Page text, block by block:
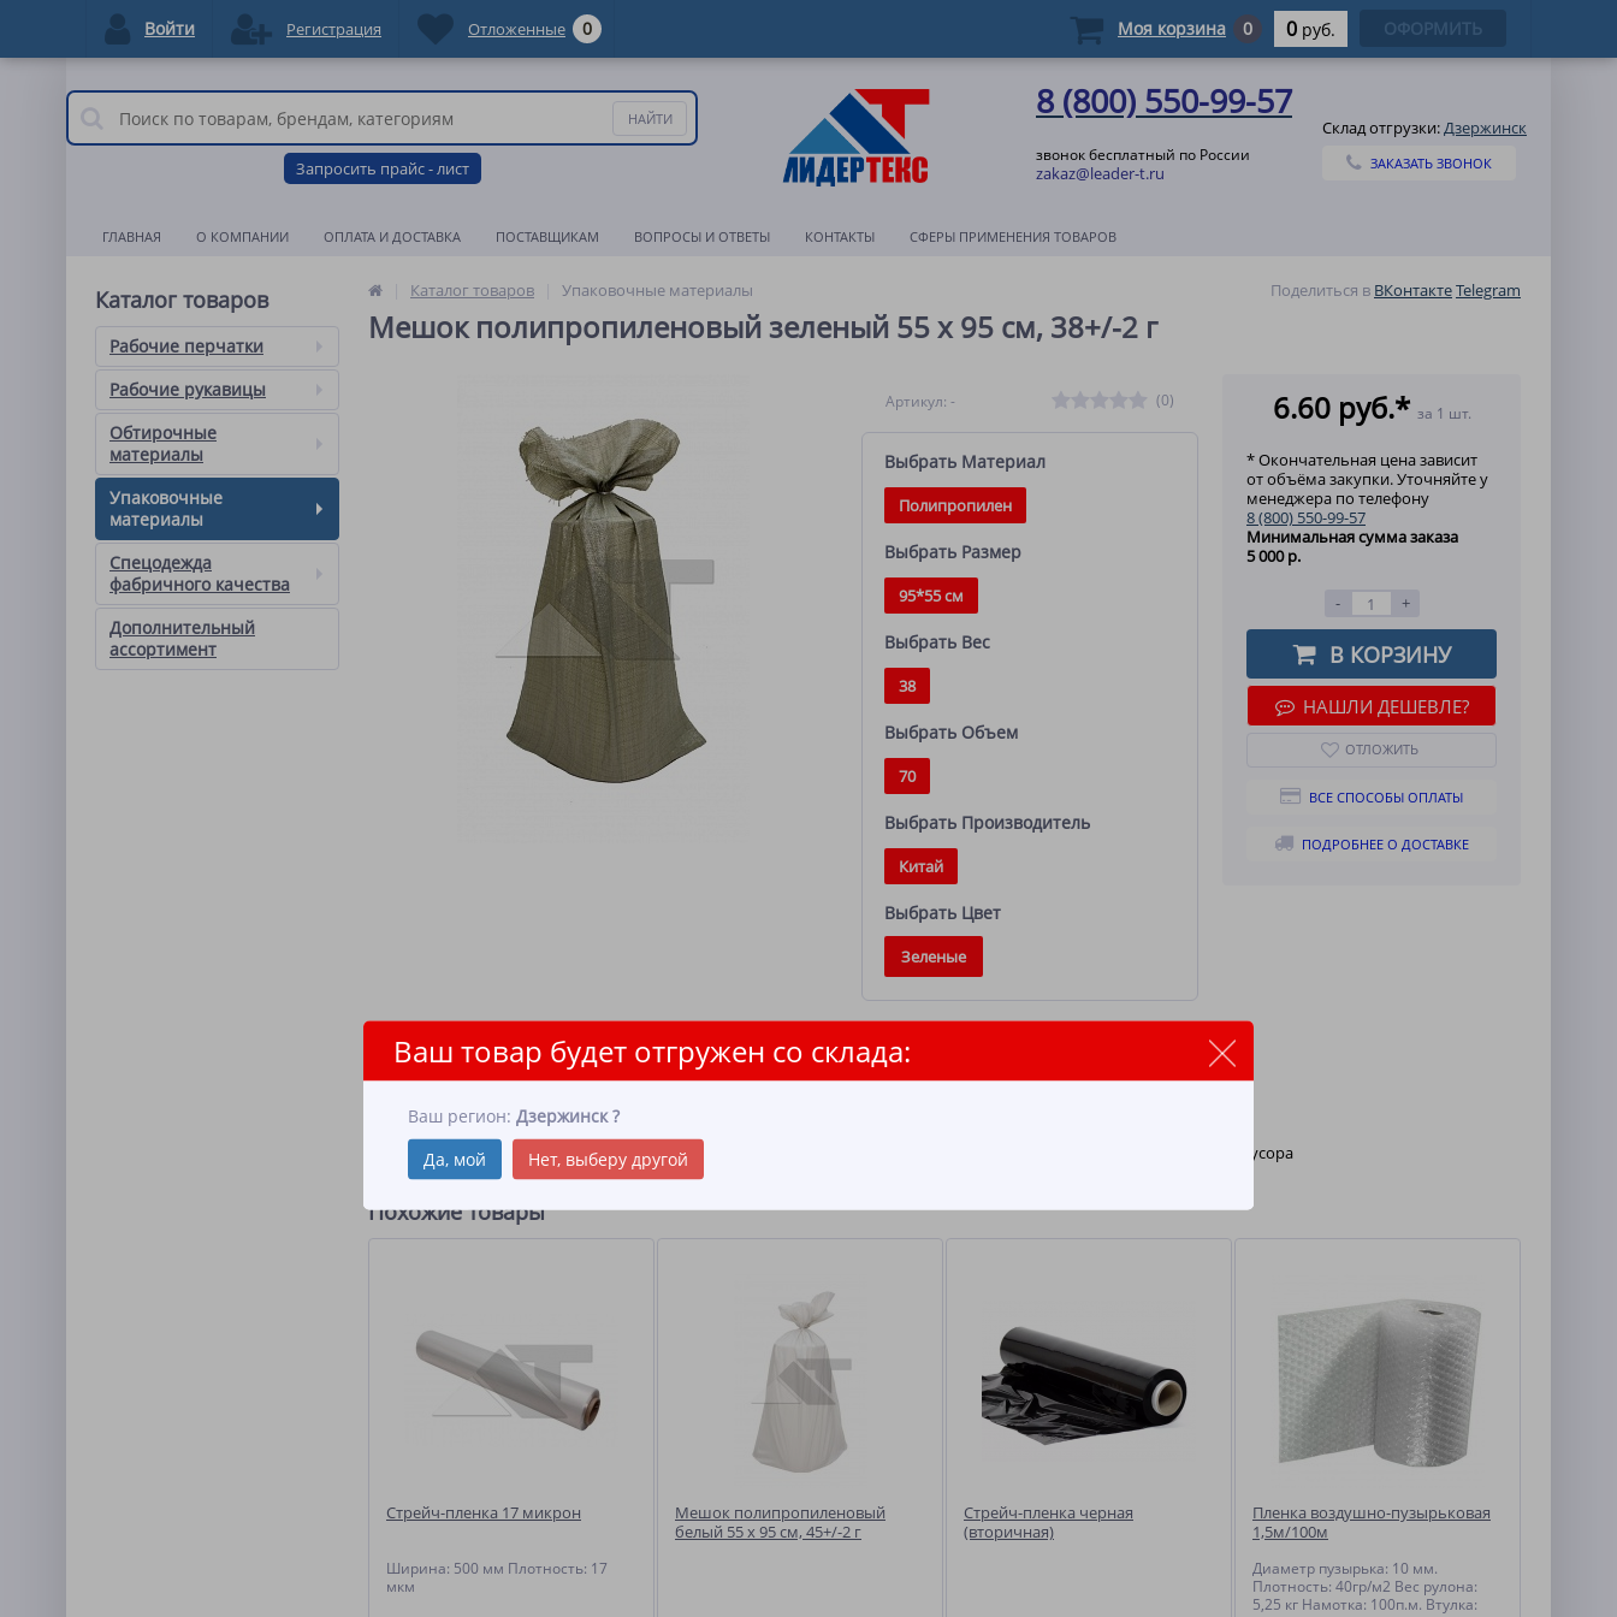
Запросить прайс - лист
8 (800) 550-99-57
звонок бесплатный по России
zakaz@leader-t.ru
Склад отгрузки:Дзержинск
Ваш товар будет отгружен со склада:
Ваш регион: Дзержинск ?
Да, мой
Нет, выберу другой
ЗАКАЗАТЬ ЗВОНОК
ГЛАВНАЯ О КОМПАНИИ ОПЛАТА И ДОСТАВКА ПОСТАВЩИКАМ ВОПРОСЫ И ОТВЕТЫ КОНТАКТЫ СФЕРЫ ПРИМЕНЕНИЯ ТОВАРОВ
Каталог товаров
Рабочие перчатки
Рабочие рукавицы
Обтирочные
материалы
Упаковочные
материалы
Спецодежда
фабричного качества
Дополнительный
ассортимент
Каталог товаров Упаковочные материалы Поделиться в ВКонтактеTelegram
Мешок полипропиленовый зеленый 55 x 95 см, 38+/-2 г
Артикул: - (0)
Выбрать Материал
Полипропилен
Выбрать Размер
95*55 см
Выбрать Вес
38
Выбрать Объем
70
Выбрать Производитель
Китай
Выбрать Цвет
Зеленые
6.60 руб.* за 1 шт.
* Окончательная цена зависит
от объёма закупки. Уточняйте у
менеджера по телефону
8 (800) 550-99-57
Минимальная сумма заказа
5 000 р.
- +
В КОРЗИНУ
НАШЛИ ДЕШЕВЛЕ?
ОТЛОЖИТЬ
ВСЕ СПОСОБЫ ОПЛАТЫ
ПОДРОБНЕЕ О ДОСТАВКЕ
ОПИСАНИЕ ОТЗЫВЫ(0)
Размеры 95*55 см, вес 38+/-2 г Материал: вторичный полипропилен Назначение: Упаковка строительно и прочего мусора
Похожие товары
Стрейч-пленка 17 микрон
Ширина: 500 мм Плотность: 17
мкм
Мешок полипропиленовый
белый 55 x 95 см, 45+/-2 г
Стрейч-пленка черная
(вторичная)
Пленка воздушно-пузырьковая
1,5м/100м
Диаметр пузырька: 10 мм.
Плотность: 40гр/м2 Вес рулона:
5,25 кг Намотка: 100п.м. Втулка:
Войти Регистрация Отложенные 0 Моя корзина 0 0 руб. ОФОРМИТЬ